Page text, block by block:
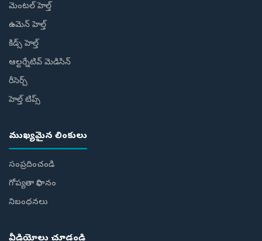
మెంటల్ హెల్త్
ఉమెన్ హెల్త్
కిడ్స్ హెల్త్
ఆల్టర్నేటివ్ మెడిసిన్
రీసెర్చ్
హెల్త్‌ టిప్స్‌
ముఖ్యమైన లింకులు
సంప్రదించండి
గోప్యతా విధానం
నిబంధనలు
వీడియోలు చూడండి